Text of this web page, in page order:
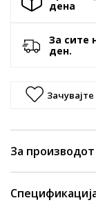
денa
За сите
ден.
За производот